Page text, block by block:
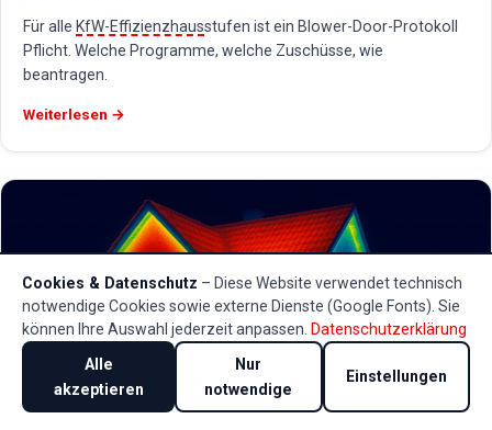
Für alle KfW-Effizienzhausstufen ist ein Blower-Door-Protokoll
Pflicht. Welche Programme, welche Zuschüsse, wie
beantragen.
Weiterlesen →
Cookies & Datenschutz – Diese Website verwendet technisch
notwendige Cookies sowie externe Dienste (Google Fonts). Sie
können Ihre Auswahl jederzeit anpassen. Datenschutzerklärung
Alle
akzeptieren
Nur
notwendige
Einstellungen